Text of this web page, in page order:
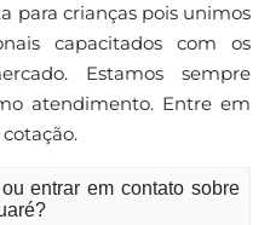
para crianças pois unimos
capacitados com os
Estamos sempre
atendimento. Entre em
entrar em contato sobre